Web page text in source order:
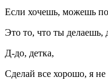
Если хочешь, можешь
Это то, что ты делаешь,
Д-до, детка,
Сделай все хорошо, я не